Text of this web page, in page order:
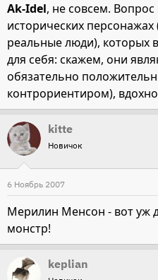
Ak-Idel, не совсем.
исторических персонажах
реальные люди), которых
для себя: скажем, они
обязательно
контрориентиром),
kitte
Новичок
6 Ноябрь 2007
Мерилин Менсон - вот уж
монстр!
keplian